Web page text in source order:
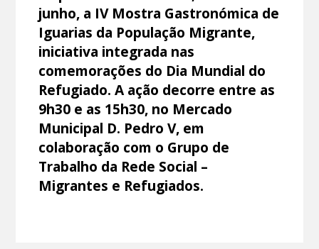
junho, a IV Mostra Gastronómica de
Iguarias da População Migrante,
iniciativa integrada nas
comemorações do Dia Mundial do
Refugiado. A ação decorre entre as
9h30 e as 15h30, no Mercado
Municipal D. Pedro V, em
colaboração com o Grupo de
Trabalho da Rede Social –
Migrantes e Refugiados.